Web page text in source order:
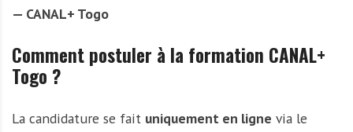
— CANAL+ Togo
Comment postuler à la formation CANAL+
Togo ?
La candidature se fait uniquement en ligne via le